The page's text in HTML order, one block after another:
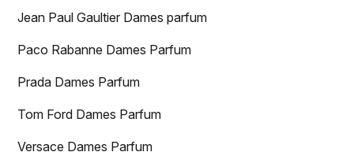
Jean Paul Gaultier Dames parfum
Paco Rabanne Dames Parfum
Prada Dames Parfum
Tom Ford Dames Parfum
Versace Dames Parfum